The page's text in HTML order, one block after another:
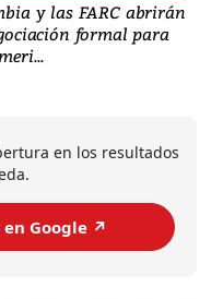
y las FARC abrirán
formal para
en los resultados
Google ↗️